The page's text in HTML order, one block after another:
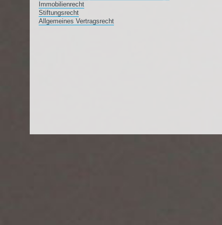
Immobilienrecht
Stiftungsrecht
Allgemeines Vertragsrecht